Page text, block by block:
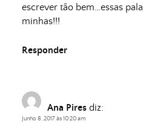
escrever tão bem…essas
minhas!!!
Responder
Ana Pires diz:
Junho 8, 2017 às 10:20 am